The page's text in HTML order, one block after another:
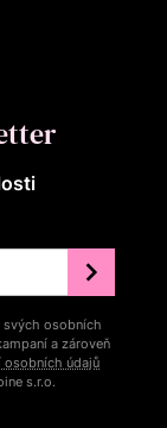
svých osobních
a zároveň
osobních údajů
s.r.o.